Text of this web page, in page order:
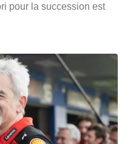
pour la succession est